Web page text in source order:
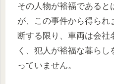
その人物が裕福であると
が、この事件から得られ
断する限り、車両は会社
く、犯人が裕福な暮ら
っていません。